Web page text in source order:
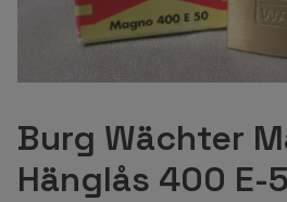
Burg Wächter
Hänglås 400 E-